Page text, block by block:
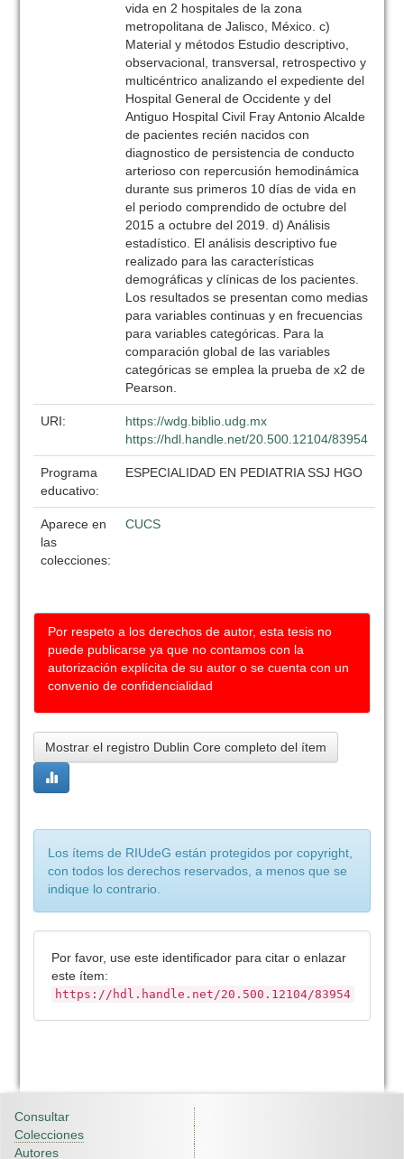
vida en 2 hospitales de la zona
metropolitana de Jalisco, México. c)
Material y métodos Estudio descriptivo,
observacional, transversal, retrospectivo y
multicéntrico analizando el expediente del
Hospital General de Occidente y del
Antiguo Hospital Civil Fray Antonio Alcalde
de pacientes recién nacidos con
diagnostico de persistencia de conducto
arterioso con repercusión hemodinámica
durante sus primeros 10 días de vida en
el periodo comprendido de octubre del
2015 a octubre del 2019. d) Análisis
estadístico. El análisis descriptivo fue
realizado para las características
demográficas y clínicas de los pacientes.
Los resultados se presentan como medias
para variables continuas y en frecuencias
para variables categóricas. Para la
comparación global de las variables
categóricas se emplea la prueba de x2 de
Pearson.
URI:
https://wdg.biblio.udg.mx
https://hdl.handle.net/20.500.12104/83954
Programa
educativo:
ESPECIALIDAD EN PEDIATRIA SSJ HGO
Aparece en
las
colecciones:
CUCS
Por respeto a los derechos de autor, esta tesis no
puede publicarse ya que no contamos con la
autorización explícita de su autor o se cuenta con un
convenio de confidencialidad
Mostrar el registro Dublin Core completo del ítem
Los ítems de RIUdeG están protegidos por copyright,
con todos los derechos reservados, a menos que se
indique lo contrario.
Por favor, use este identificador para citar o enlazar
este ítem:
https://hdl.handle.net/20.500.12104/83954
Consultar
Colecciones
Autores